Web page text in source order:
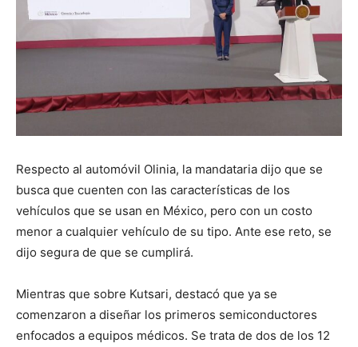
Respecto al automóvil Olinia, la mandataria dijo que se
busca que cuenten con las características de los
vehículos que se usan en México, pero con un costo
menor a cualquier vehículo de su tipo. Ante ese reto, se
dijo segura de que se cumplirá.
Mientras que sobre Kutsari, destacó que ya se
comenzaron a diseñar los primeros semiconductores
enfocados a equipos médicos. Se trata de dos de los 12